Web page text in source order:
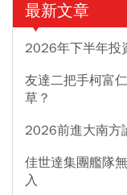
最新文章
2026年下半年投
友達二把手柯富
草？
2026前進大南方
佳世達集團艦隊
入